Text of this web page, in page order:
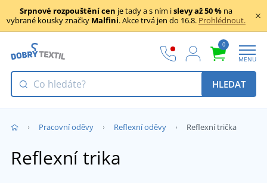
Srpnové rozpouštění cen je tady a s ním islevy až 50 % na
vybrané kousky značky Malfini. Akce trvá jen do 16.8. Prohlédnout.
0
MENU
HLEDAT
Pracovní oděvy Reflexní oděvy Reflexní trička
Reflexní trika